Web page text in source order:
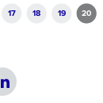
17 18 19 20